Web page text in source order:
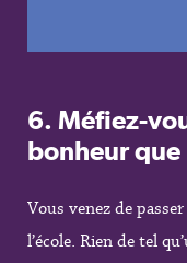
6. Méfiez-
bonheur
Vous venez de
l’école. Rien de tel